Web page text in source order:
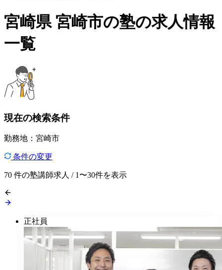
宮崎県 宮崎市の塾の求人情報
一覧
現在の検索条件
勤務地：宮崎市
条件の変更
70 件の塾講師求人 / 1〜30件を表示
正社員